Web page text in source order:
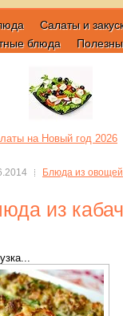
Салаты и
блюда
на Новый год 2026
Блюда из овощей
из